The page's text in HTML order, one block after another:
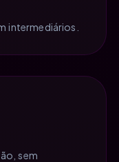
intermediários.
sem